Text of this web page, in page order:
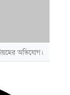
অভিযোগ।